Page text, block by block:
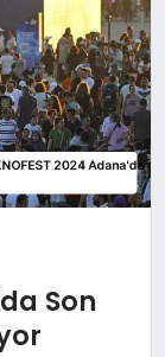
Son